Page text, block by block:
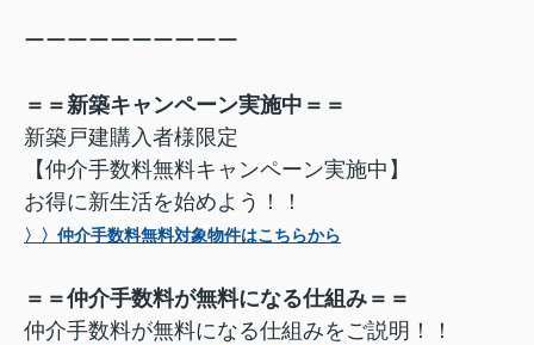
ーーーーーーーーーー
＝＝新築キャンペーン実施中＝＝
新築戸建購入者様限定
【仲介手数料無料キャンペーン実施中】
お得に新生活を始めよう！！
〉〉仲介手数料無料対象物件はこちらから
＝＝仲介手数料が無料になる仕組み＝＝
仲介手数料が無料になる仕組みをご説明！！